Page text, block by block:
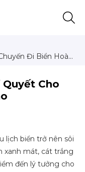
Đi Biển Hoàn
Cho
lịch biển trở nên sôi
xanh mát, cát trắng
đến lý tưởng cho